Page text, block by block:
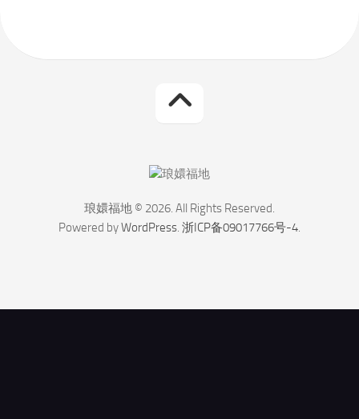
琅嬛福地 © 2026. All Rights Reserved.
Powered byWordPress. 浙ICP备09017766号-4.